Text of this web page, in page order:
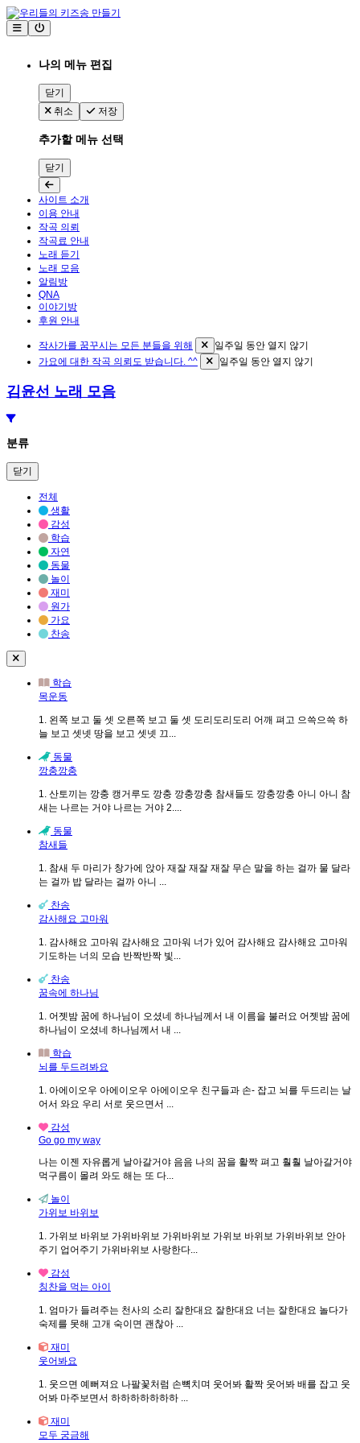
나의 메뉴 편집
닫기
취소
저장
추가할 메뉴 선택
닫기
사이트 소개
이용 안내
작곡 의뢰
작곡료 안내
노래 듣기
노래 모음
알림방
QNA
이야기방
후원 안내
작사가를 꿈꾸시는 모든 분들을 위해
일주일 동안 열지 않기
가요에 대한 작곡 의뢰도 받습니다. ^^
일주일 동안 열지 않기
김윤선 노래 모음
분류
닫기
전체
생활
감성
학습
자연
동물
놀이
재미
원가
가요
찬송
학습
목운동
1. 왼쪽 보고 둘 셋 오른쪽 보고 둘 셋 도리도리도리 어깨 펴고 으쓱으쓱 하
늘 보고 셋넷 땅을 보고 셋넷 끄...
동물
깡충깡충
1. 산토끼는 깡충 캥거루도 깡충 깡충깡충 참새들도 깡충깡충 아니 아니 참
새는 나르는 거야 나르는 거야 2....
동물
참새들
1. 참새 두 마리가 창가에 앉아 재잘 재잘 재잘 무슨 말을 하는 걸까 물 달라
는 걸까 밥 달라는 걸까 아니 ...
찬송
감사해요 고마워
1. 감사해요 고마워 감사해요 고마워 너가 있어 감사해요 감사해요 고마워
기도하는 너의 모습 반짝반짝 빛...
찬송
꿈속에 하나님
1. 어젯밤 꿈에 하나님이 오셨네 하나님께서 내 이름을 불러요 어젯밤 꿈에
하나님이 오셨네 하나님께서 내 ...
학습
뇌를 두드려봐요
1. 아에이오우 아에이오우 아에이오우 친구들과 손- 잡고 뇌를 두드리는 날
어서 와요 우리 서로 웃으면서 ...
감성
Go go my way
나는 이젠 자유롭게 날아갈거야 음음 나의 꿈을 활짝 펴고 훨훨 날아갈거야
먹구름이 몰려 와도 해는 또 다...
놀이
가위보 바위보
1. 가위보 바위보 가위바위보 가위바위보 가위보 바위보 가위바위보 안아
주기 업어주기 가위바위보 사랑한다...
감성
칭찬을 먹는 아이
1. 엄마가 들려주는 천사의 소리 잘한대요 잘한대요 너는 잘한대요 놀다가
숙제를 못해 고개 숙이면 괜찮아 ...
재미
웃어봐요
1. 웃으면 예뻐져요 나팔꽃처럼 손뼉치며 웃어봐 활짝 웃어봐 배를 잡고 웃
어봐 마주보면서 하하하하하하하 ...
재미
모두 궁금해